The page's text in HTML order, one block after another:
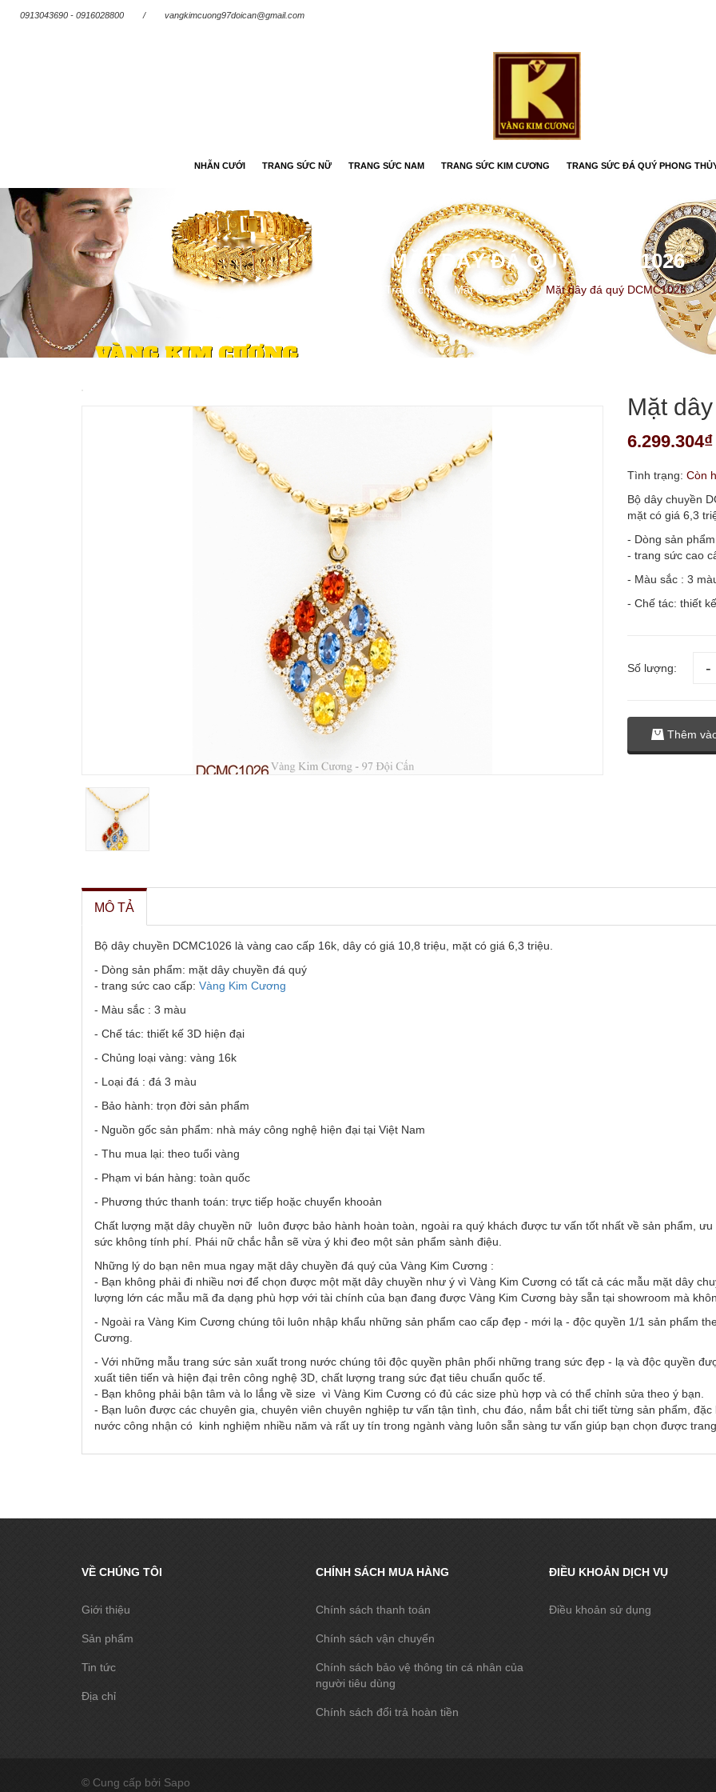
0913043690 - 0916028800 /
vangkimcuong97doican@gmail.com
NHẪN CƯỚI TRANG SỨC NỮ TRANG SỨC NAM TRANG SỨC KIM CƯƠNG TRANG SỨC ĐÁ QUÝ PHONG
MẶT DÂY ĐÁ QUÝ DCMC1026
Trang chủ Mặt dây đá quý / Mặt dây đá quý DCMC1026
Mặt
6.299.304₫
Tình trạng: Còn
Bộ dây chuyền
mặt có giá 6,3
- Dòng sản
- trang sức cao
- Màu sắc : 3
- Chế tác: thiết kế
Số lượng:
Thêm
MÔ TẢ
Bộ dây chuyền DCMC1026 là vàng cao cấp 16k, dây có giá 10,8 triệu, mặt có giá 6,3 triệu.
- Dòng sản phẩm: mặt dây chuyền đá quý
- trang sức cao cấp: Vàng Kim Cương
- Màu sắc : 3 màu
- Chế tác: thiết kế 3D hiện đại
- Chủng loại vàng: vàng 16k
- Loại đá : đá 3 màu
- Bảo hành: trọn đời sản phẩm
- Nguồn gốc sản phẩm: nhà máy công nghệ hiện đại tại Việt Nam
- Thu mua lại: theo tuổi vàng
- Phạm vi bán hàng: toàn quốc
- Phương thức thanh toán: trực tiếp hoặc chuyển khooản
Chất lượng mặt dây chuyền nữ luôn được bảo hành hoàn toàn, ngoài ra quý khách được tư vấn tốt nhất về sản phẩm,
sức không tính phí. Phái nữ chắc hẳn sẽ vừa ý khi đeo một sản phẩm sành điệu.
Những lý do bạn nên mua ngay mặt dây chuyền đá quý của Vàng Kim Cương :
- Bạn không phải đi nhiều nơi để chọn được một mặt dây chuyền như ý vì Vàng Kim Cương có tất cả các mẫu mặt dây
lượng lớn các mẫu mã đa dạng phù hợp với tài chính của bạn đang được Vàng Kim Cương bày sẵn tại showroom mà
- Ngoài ra Vàng Kim Cương chúng tôi luôn nhập khẩu những sản phẩm cao cấp đẹp - mới lạ - độc quyền 1/1 sản phẩm
Cương.
- Với những mẫu trang sức sản xuất trong nước chúng tôi độc quyền phân phối những trang sức đẹp - lạ và độc quyền
xuất tiên tiến và hiện đại trên công nghệ 3D, chất lượng trang sức đạt tiêu chuẩn quốc tế.
- Bạn không phải bận tâm và lo lắng về size vì Vàng Kim Cương có đủ các size phù hợp và có thể chỉnh sửa theo ý bạn.
- Bạn luôn được các chuyên gia, chuyên viên chuyên nghiệp tư vấn tận tình, chu đáo, nắm bắt chi tiết từng sản phẩm,
nước công nhận có kinh nghiệm nhiều năm và rất uy tín trong ngành vàng luôn sẵn sàng tư vấn giúp bạn chọn được
VỀ CHÚNG TÔI
Giới thiệu
Sản phẩm
Tin tức
Địa chỉ
CHÍNH SÁCH MUA HÀNG
Chính sách thanh toán
Chính sách vận chuyển
Chính sách bảo vệ thông tin cá nhân của
người tiêu dùng
Chính sách đổi trả hoàn tiền
ĐIỀU KHOẢN DỊCH VỤ
Điều khoản sử dụng
© Cung cấp bởi Sapo